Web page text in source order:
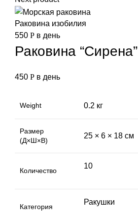
Раковина изобилия
550 Р в день
Раковина “Сирена”
450 Р в день
Weight 0.2 кг
Размер
(Д×Ш×В)
25 × 6 × 18 см
Количество
10
Категория
Ракушки